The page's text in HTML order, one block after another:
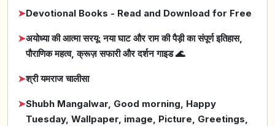
➤Devotional Books - Read and Download for Free
➤अयोध्या की आत्मा सरयू: नया घाट और राम की पैड़ी का संपूर्ण इतिहास,
पौराणिक महत्व, क्रूज़ सफारी और दर्शन गाइड 🌊
➤श्री यमराज चालीसा
➤Shubh Mangalwar, Good morning, Happy
Tuesday, Wallpaper, image, Picture, Greetings,